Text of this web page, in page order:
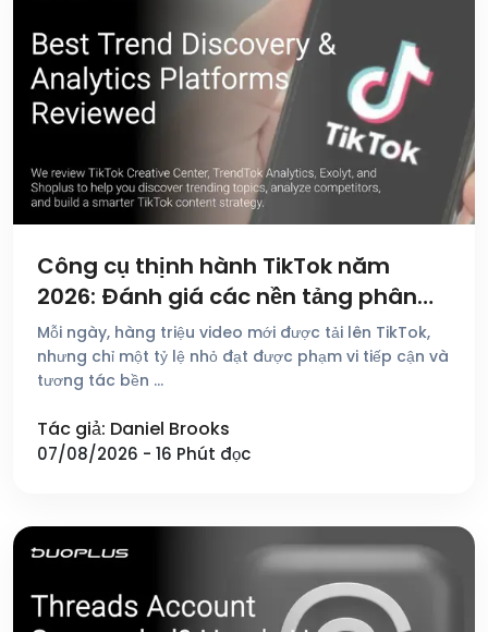
Công cụ thịnh hành TikTok năm
2026: Đánh giá các nền tảng phân
tích và khám phá xu hướng tốt nhất
Mỗi ngày, hàng triệu video mới được tải lên TikTok,
nhưng chỉ một tỷ lệ nhỏ đạt được phạm vi tiếp cận và
tương tác bền …
Tác giả: Daniel Brooks
07/08/2026 - 16 Phút đọc